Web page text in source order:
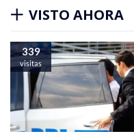
VISTO AHORA
339
visitas